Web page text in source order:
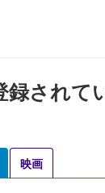
録されて
映画